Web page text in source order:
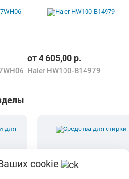
от4 605,00 р.
Haier HW100-B14979
cookie